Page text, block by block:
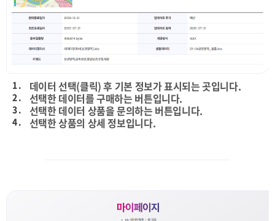
1 . 데이터 선택(클릭) 후 기본 정보가 표시되는 곳입니다.
2 . 선택한 데이터를 구매하는 버튼입니다.
3 . 선택한 데이터 상품을 문의하는 버튼입니다.
4 . 선택한 상품의 상세 정보입니다.